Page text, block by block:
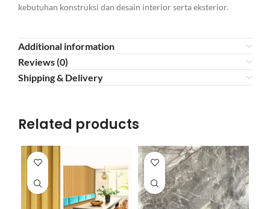
kebutuhan konstruksi dan desain interior serta eksterior.
Additional information
Reviews (0)
Shipping & Delivery
Related products